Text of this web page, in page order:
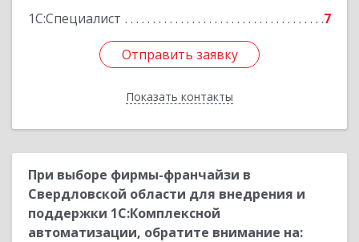
1С:Специалист
7
Отправить заявку
Показать контакты
Отправить заявку
Назад
При выборе фирмы-франчайзи в
Свердловской области для внедрения и
поддержки 1С:Комплексной
автоматизации, обратите внимание на: